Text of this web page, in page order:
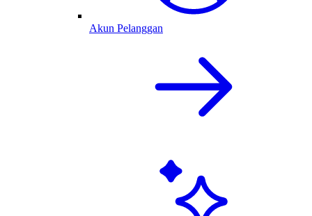
Akun Pelanggan